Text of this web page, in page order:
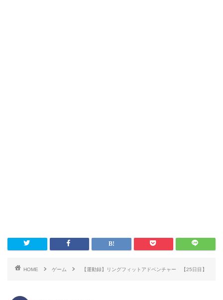
HOME ゲーム 【運動録】リングフィットアドベンチャー 【25日目】